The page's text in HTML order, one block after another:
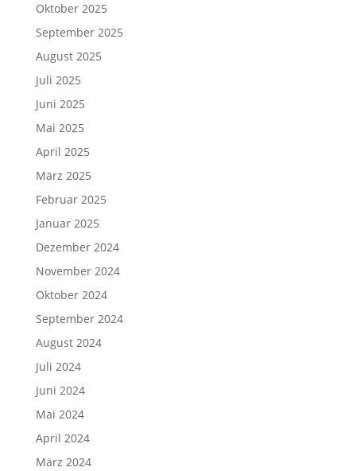
Oktober 2025
September 2025
August 2025
Juli 2025
Juni 2025
Mai 2025
April 2025
März 2025
Februar 2025
Januar 2025
Dezember 2024
November 2024
Oktober 2024
September 2024
August 2024
Juli 2024
Juni 2024
Mai 2024
April 2024
März 2024